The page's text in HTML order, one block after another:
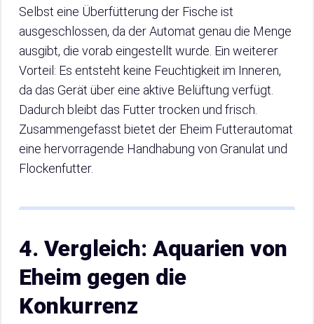
Selbst eine Überfütterung der Fische ist
ausgeschlossen, da der Automat genau die Menge
ausgibt, die vorab eingestellt wurde. Ein weiterer
Vorteil: Es entsteht keine Feuchtigkeit im Inneren,
da das Gerät über eine aktive Belüftung verfügt.
Dadurch bleibt das Futter trocken und frisch.
Zusammengefasst bietet der Eheim Futterautomat
eine hervorragende Handhabung von Granulat und
Flockenfutter.
4. Vergleich: Aquarien von
Eheim gegen die
Konkurrenz